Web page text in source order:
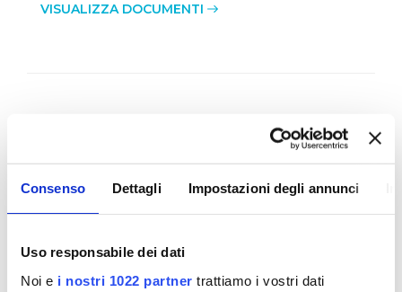
Consenso Dettagli Impostazioni degli annunci
Uso responsabile dei dati
Noi e i nostri 1022 partner trattiamo i vostri dati
VISUALIZZA DOCUMENTI
Legge 136/10 - rettifica comunicazione
Facendo seguito alla nota del Ministero dell'Interno
prot. n. 13001/118/Gab. del 09/09/2010, questa
136-10" allegato nella sezione "Diventa Fornitore", in
quanto non vi è obbligo di comunicazione da parte
dei Fornitori per i contratti stipulati/ordinativi